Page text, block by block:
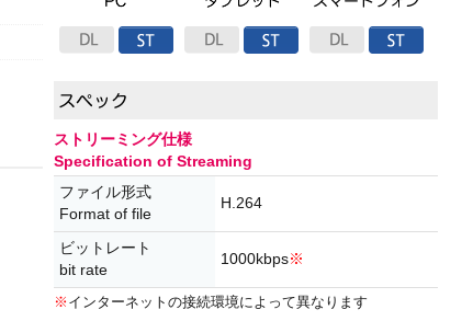
ストリーミング仕様
Specification of Streaming
ファイル形式
Format of file
H.264
ビットレート
bit rate
1000kbps※
※ インターネットの接続環境によって異なります